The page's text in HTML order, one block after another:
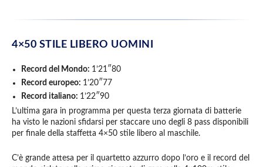
4×50 STILE LIBERO UOMINI
Record del Mondo: 1’21″80
Record europeo: 1’20″77
Record italiano: 1’22″90
L’ultima gara in programma per questa terza giornata di batterie
ha visto le nazioni sfidarsi per staccare uno degli 8 pass disponibili
per finale della staffetta 4×50 stile libero al maschile.
C’è grande attesa per il quartetto azzurro dopo l’oro e il record del